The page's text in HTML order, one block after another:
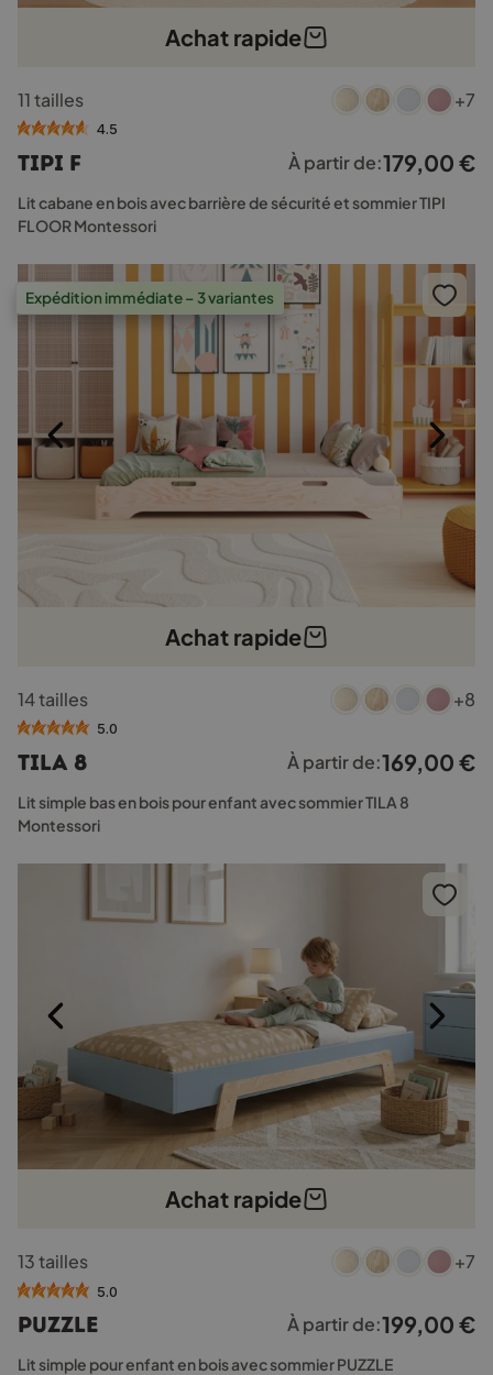
Achat rapide
produit
a
variations.
Les
options
être
choisies
sur
11 tailles +7
4.5
TIPI F À partir de:179,00 €
Lit cabane en bois avec barrière de sécurité et sommier TIPI
FLOOR Montessori
Expédition immédiate – 3 variantes
Achat rapide
produit
a
variations.
Les
options
peuvent
être
produit
14 tailles +8
5.0
TILA 8 À partir de:169,00 €
Lit simple bas en bois pour enfant avec sommier TILA 8
Montessori
Achat rapide
produit
a
variations.
Les
13 tailles +7
5.0
PUZZLE À partir de:199,00 €
Lit simple pour enfant en bois avec sommier PUZZLE